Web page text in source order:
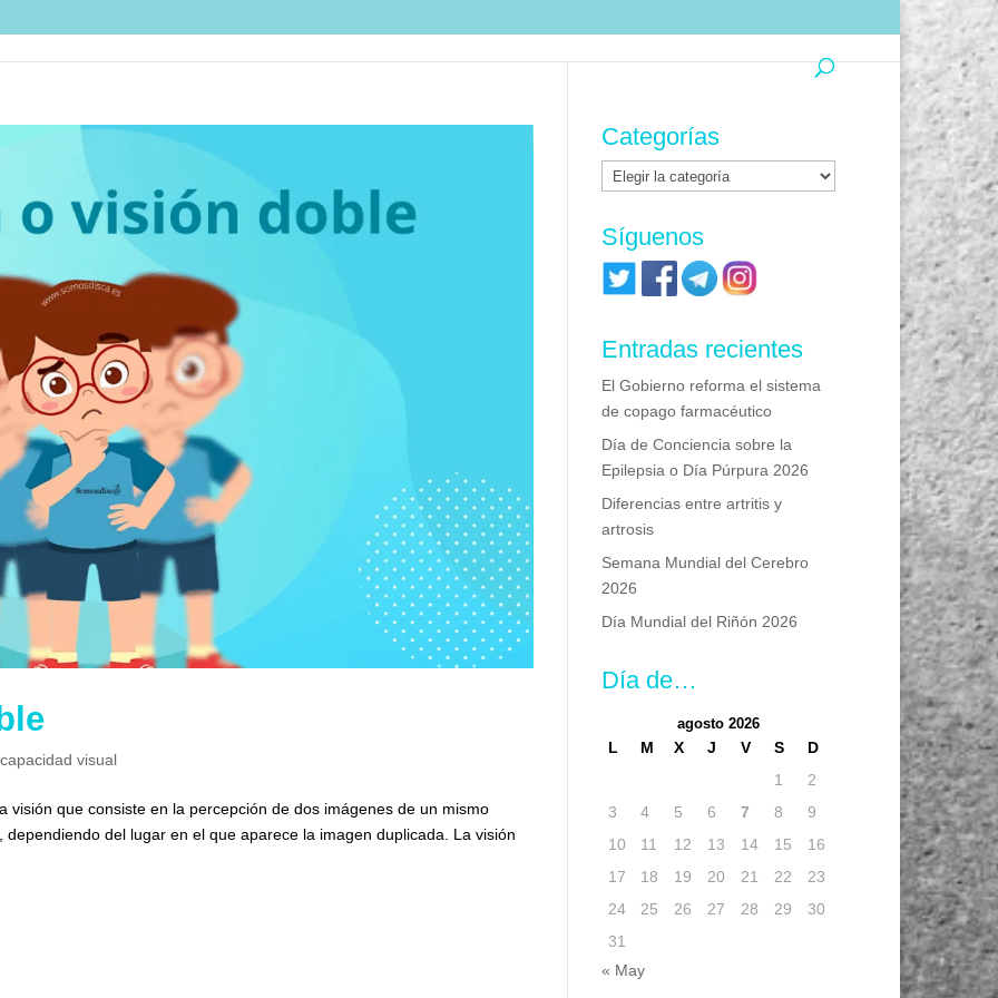
visual
visión que consiste en la percepción de dos imágenes de un mismo
del lugar en el que aparece la imagen duplicada. La visión
Categorías
Categorías
Síguenos
Entradas recientes
El Gobierno reforma el sistema
de copago farmacéutico
Día de Conciencia sobre la
Epilepsia o Día Púrpura 2026
Diferencias entre artritis y
artrosis
Semana Mundial del Cerebro
2026
Día Mundial del Riñón 2026
Día de…
agosto 2026
L M X J V S
D
1
2
3
4 5 6 7 8
9
10
11 12 13 14 15
16
17
18 19 20 21 22
23
24
25 26 27 28 29
30
31
« May